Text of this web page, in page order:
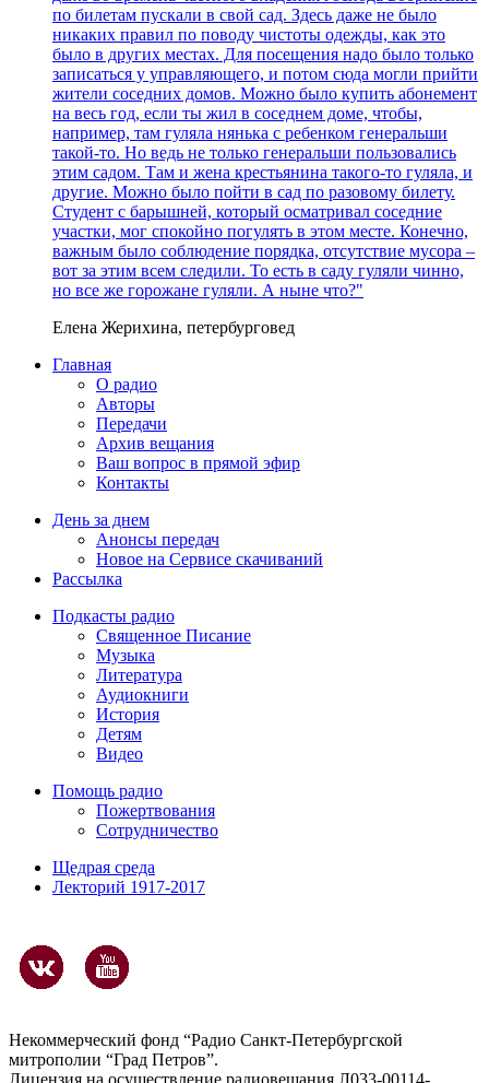
по билетам пускали в свой сад. Здесь даже не было
никаких правил по поводу чистоты одежды, как это
было в других местах. Для посещения надо было только
записаться у управляющего, и потом сюда могли прийти
жители соседних домов. Можно было купить абонемент
на весь год, если ты жил в соседнем доме, чтобы,
например, там гуляла нянька с ребенком генеральши
такой-то. Но ведь не только генеральши пользовались
этим садом. Там и жена крестьянина такого-то гуляла, и
другие. Можно было пойти в сад по разовому билету.
Студент с барышней, который осматривал соседние
участки, мог спокойно погулять в этом месте. Конечно,
важным было соблюдение порядка, отсутствие мусора –
вот за этим всем следили. То есть в саду гуляли чинно,
но все же горожане гуляли. А ныне что?"
Елена Жерихина, петербурговед
Главная
О радио
Авторы
Передачи
Архив вещания
Ваш вопрос в прямой эфир
Контакты
День за днем
Анонсы передач
Новое на Сервисе скачиваний
Рассылка
Подкасты радио
Священное Писание
Музыка
Литература
Аудиокниги
История
Детям
Видео
Помощь радио
Пожертвования
Сотрудничество
Щедрая среда
Лекторий 1917-2017
Некоммерческий фонд “Радио Санкт-Петербургской
митрополии “Град Петров”.
Лицензия на осуществление радиовещания Л033-00114-